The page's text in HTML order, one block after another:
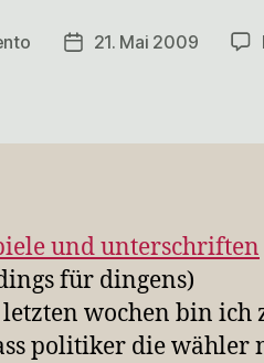
21. Mai 2009
und unterschriften
für dingens)
wochen bin ich
politiker die